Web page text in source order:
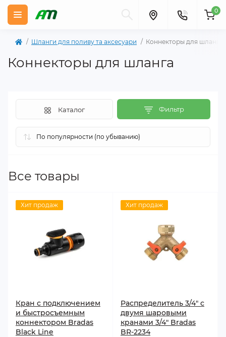
0
Шланги для поливу та аксесуари Коннекторы для шланга
Коннекторы для шланга
Фильтр
Каталог
Все товары
Хит продаж
Кран с подключением
и быстросъемным
коннектором Bradas
Black Line
Хит продаж
Распределитель 3/4" с
двумя шаровыми
кранами 3/4" Bradas
BR-2234